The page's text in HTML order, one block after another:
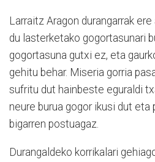
Larraitz Aragon durangarrak
du lasterketako gogortasunari
gogortasuna gutxi ez, eta
gehitu behar. Miseria gorria
sufritu dut hainbeste eguraldi
neure burua gogor ikusi dut eta
bigarren postuagaz.
Durangaldeko korrikalari